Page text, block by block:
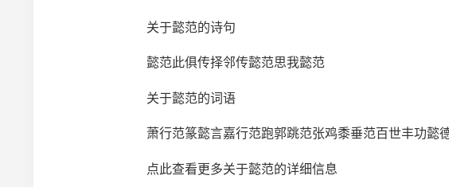
关于懿范的诗句
懿范此俱传择邻传懿范思我懿范
关于懿范的词语
萧行范篆懿言嘉行范跑郭跳范张鸡黍垂范百世丰功懿
点此查看更多关于懿范的详细信息